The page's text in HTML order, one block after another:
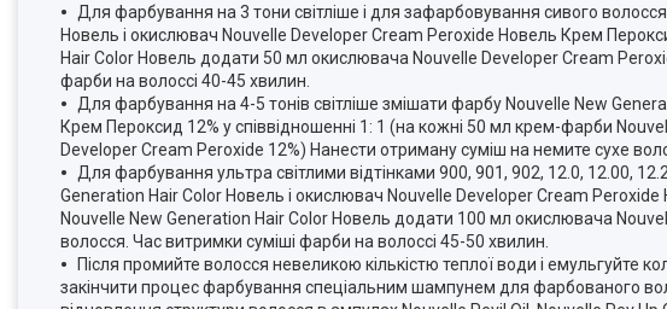
Для фарбування на 3 тони світліше і для зафарбовування сивого
Новель і окислювач Nouvelle Developer Cream Peroxide Новель Крем
Hair Color Новель додати 50 мл окислювача Nouvelle Developer Cream
фарби на волоссі 40-45 хвилин.
Для фарбування на 4-5 тонів світліше змішати фарбу Nouvelle New
Крем Пероксид 12% у співвідношенні 1: 1 (на кожні 50 мл крем-фарби
Developer Cream Peroxide 12%) Нанести отриману суміш на немите сухе
Для фарбування ультра світлими відтінками 900, 901, 902, 12.0, 12.00,
Generation Hair Color Новель і окислювач Nouvelle Developer Cream
Nouvelle New Generation Hair Color Новель додати 100 мл окислювача
волосся. Час витримки суміші фарби на волоссі 45-50 хвилин.
Після промийте волосся невеликою кількістю теплої води і
закінчити процес фарбування спеціальним шампунем для фарбованого